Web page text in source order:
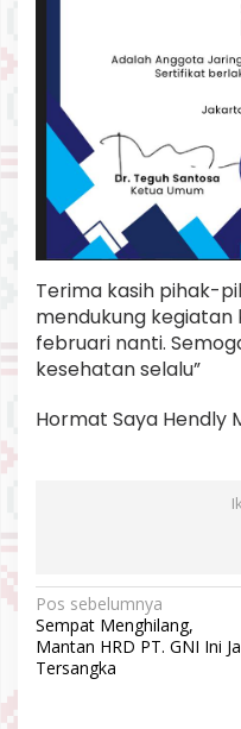
Terima kasih pihak-
mendukung
februari nanti.
kesehatan selalu”
Hormat Saya Hendly
N
a
v
Pos sebelumnya
Sempat Menghilang,
Mantan HRD PT. GNI Ini
Tersangka